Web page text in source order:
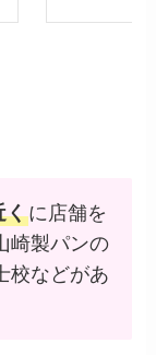
くに店舗を
崎製パンの
校などがあ